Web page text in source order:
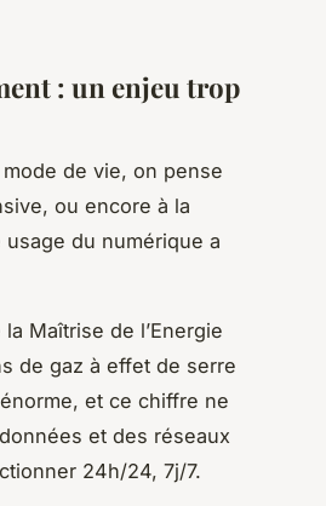
: un enjeu trop
de vie, on pense
ou encore à la
du numérique a
Maîtrise de l’Energie
de gaz à effet de serre
et ce chiffre ne
et des réseaux
24h/24, 7j/7.